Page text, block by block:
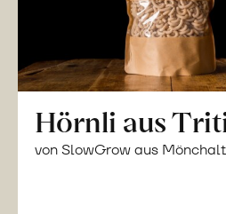
Hörnli aus
von SlowGrow aus